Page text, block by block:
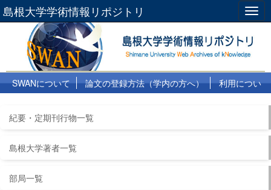
島根大学学術情報リポジトリ
SWANについて 論文の登録方法（学内の方へ）
利用につい
紀要・定期刊行物一覧
島根大学著者一覧
部局一覧